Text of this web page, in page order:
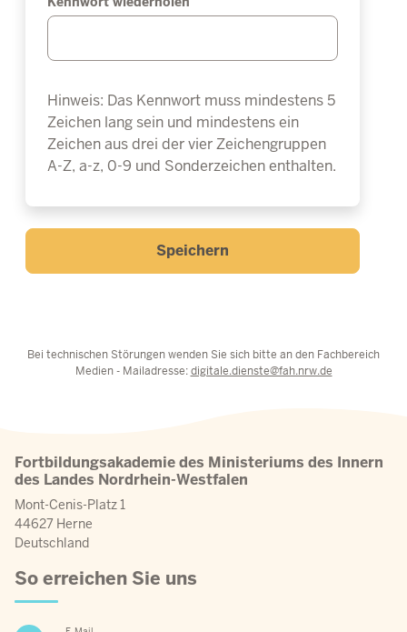
Hinweis: Das Kennwort muss mindestens 5
Zeichen lang sein und mindestens ein
Zeichen aus drei der vier Zeichengruppen
A-Z, a-z, 0-9 und Sonderzeichen enthalten.
Speichern
Bei technischen Störungen wenden Sie sich bitte an den Fachbereich
Medien - Mailadresse:digitale.dienste@fah.nrw.de
Fortbildungsakademie des Ministeriums des Innern
des Landes Nordrhein-Westfalen
Mont-Cenis-Platz 1
44627 Herne
Deutschland
So erreichen Sie uns